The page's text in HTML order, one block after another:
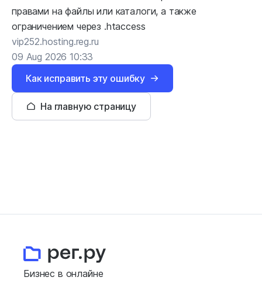
правами на файлы или каталоги, а также
ограничением через .htaccess
vip252.hosting.reg.ru
09 Aug 2026 10:33
Как исправить эту ошибку
На главную страницу
Бизнес в онлайне